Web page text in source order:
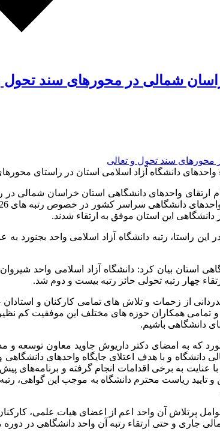
شمالی در محورهای سند تحول
دانشگاه آزاد اسلامی استان در راستای
ارتقای واحدهای دانشگاهی استان خراسان شمالی
این استان موفق به ارتقاء شدند.
راستا، رتبه دانشگاه آزاد اسلامی واحد بجنورد
چهار رتبه تحولی حائز رتبه بیست و دوم شد.
از زحمات و تلاش های تمامی کارکنان و
و تمامی همکاران حوزه های مختلف این موفقیت
دانشگاهی باشیم.
که به امضای دکتر داریوش جاوید معاون توسعه و
عنایت به برخی اقدامات انجام گرفته و
پرتلاش آن واحد اعم از اعضای هیات علمی،
جاری و حتی ارتقاء رتبه آن واحد دانشگاهی در دوره